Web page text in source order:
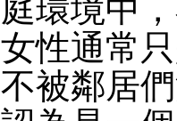
庭環境中
女性通常
不被鄰居